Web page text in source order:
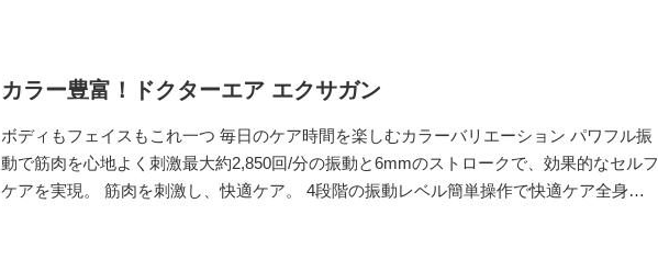
カラー豊富！ドクターエア エクサガン
ボディもフェイスもこれ一つ 毎日のケア時間を楽しむカラーバリエーション パワフル振
動で筋肉を心地よく刺激最大約2,850回/分の振動と6mmのストロークで、効果的なセルフ
ケアを実現。 筋肉を刺激し、快適ケア。 4段階の振動レベル簡単操作で快適ケア全身く